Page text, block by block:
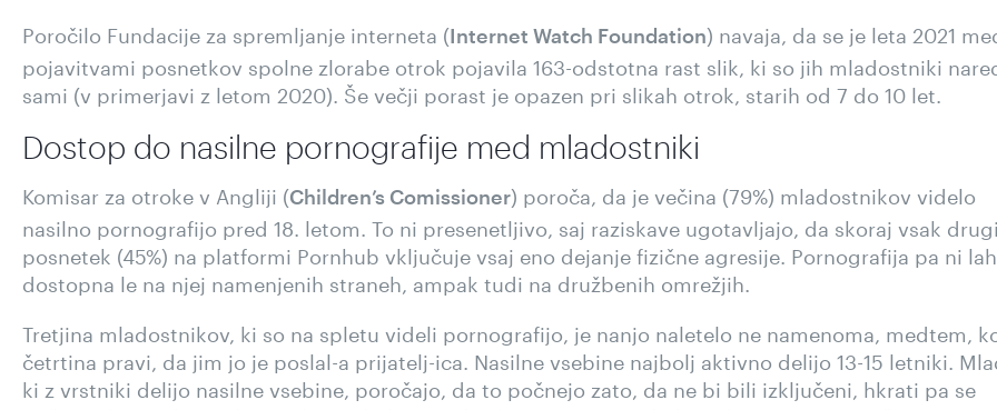
Poročilo Fundacije za spremljanje interneta ( Internet Watch Foundation) navaja, da se je leta 2021
pojavitvami posnetkov spolne zlorabe otrok pojavila 163-odstotna rast slik, ki so jih mladostniki
sami (v primerjavi z letom 2020). Še večji porast je opazen pri slikah otrok, starih od 7 do 10 let.
Dostop do nasilne pornografije med mladostniki
Komisar za otroke v Angliji (Children’s Comissioner) poroča, da je večina (79%) mladostnikov videlo
nasilno pornografijo pred 18. letom. To ni presenetljivo, saj raziskave ugotavljajo, da skoraj vsak
posnetek (45%) na platformi Pornhub vključuje vsaj eno dejanje fizične agresije. Pornografija pa ni
dostopna le na njej namenjenih straneh, ampak tudi na družbenih omrežjih.
Tretjina mladostnikov, ki so na spletu videli pornografijo, je nanjo naletelo ne namenoma, medtem,
četrtina pravi, da jim jo je poslal-a prijatelj-ica. Nasilne vsebine najbolj aktivno delijo 13-15 letniki.
ki z vrstniki delijo nasilne vsebine, poročajo, da to počnejo zato, da ne bi bili izključeni, hkrati pa se